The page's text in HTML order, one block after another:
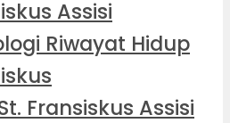
Assisi
Riwayat Hidup
Fransiskus Assisi